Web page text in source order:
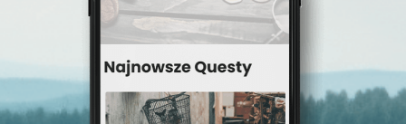
Quest Szlak Przygody
przygoda
nowy quest
najlepsze questy
wycieczki
turystyka przygodowa
Szlak Przygody